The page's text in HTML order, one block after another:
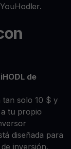
de
tan solo 10 $ y
tu propio
diseñada para
inversión.